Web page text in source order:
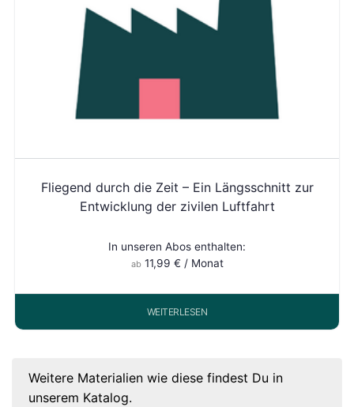
Fliegend durch die Zeit – Ein Längsschnitt zur
Entwicklung der zivilen Luftfahrt
In unseren Abos enthalten:
ab 11,99 € / Monat
WEITERLESEN
Weitere Materialien wie diese findest Du in
unserem Katalog.